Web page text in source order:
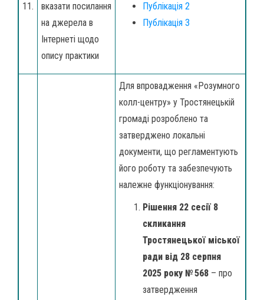
11.
вказати посилання
на джерела в
Інтернеті щодо
опису практики
Публікація 2
Публікація 3
Для впровадження «Розумного
колл-центру» у Тростянецькій
громаді розроблено та
затверджено локальні
документи, що регламентують
його роботу та забезпечують
належне функціонування:
Рішення 22 сесії 8
скликання
Тростянецької міської
ради від 28 серпня
2025 року № 568 – про
затвердження